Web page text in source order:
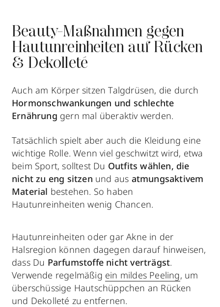
Beauty-Maßnahmen gegen
Hautunreinheiten auf Rücken
& Dekolleté
Auch am Körper sitzen Talgdrüsen, die durch
Hormonschwankungen und schlechte
Ernährung gern mal überaktiv werden.
Tatsächlich spielt aber auch die Kleidung eine
wichtige Rolle. Wenn viel geschwitzt wird, etwa
beim Sport, solltest Du Outfits wählen, die
nicht zu eng sitzen und aus atmungsaktivem
Material bestehen. So haben
Hautunreinheiten wenig Chancen.
Hautunreinheiten oder gar Akne in der
Halsregion können dagegen darauf hinweisen,
dass Du Parfumstoffe nicht verträgst.
Verwende regelmäßig ein mildes Peeling, um
überschüssige Hautschüppchen an Rücken
und Dekolleté zu entfernen.